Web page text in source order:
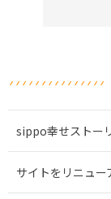
sippo幸せストー
サイトをリニュー